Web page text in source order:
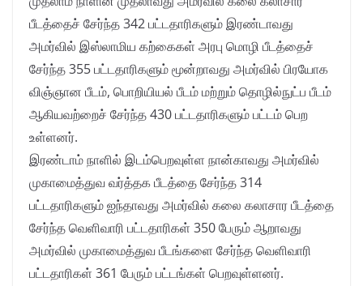
பீடத்தைச் சேர்ந்த 342 பட்டதாரிகளும் இரண்டாவது
அமர்வில் இஸ்லாமிய கற்கைகள் அரபு மொழி பீடத்தைச்
சேர்ந்த 355 பட்டதாரிகளும் மூன்றாவது அமர்வில் பிரயோக
விஞ்ஞான பீடம், பொறியியல் பீடம் மற்றும் தொழில்நுட்ப பீடம்
ஆகியவற்றைச் சேர்ந்த 430 பட்டதாரிகளும் பட்டம் பெற
உள்ளனர்.
இரண்டாம் நாளில் இடம்பெறவுள்ள நான்காவது அமர்வில்
முகாமைத்துவ வர்த்தக பீடத்தை சேர்ந்த 314
பட்டதாரிகளும் ஐந்தாவது அமர்வில் கலை கலாசார பீடத்தை
சேர்ந்த வெளிவாரி பட்டதாரிகள் 350 பேரும் ஆறாவது
அமர்வில் முகாமைத்துவ பீடங்களை சேர்ந்த வெளிவாரி
பட்டதாரிகள் 361 பேரும் பட்டங்கள் பெறவுள்ளனர்.